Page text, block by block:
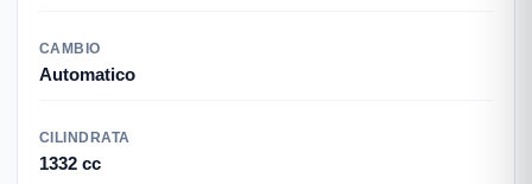
CAMBIO
Automatico
CILINDRATA
1332 cc